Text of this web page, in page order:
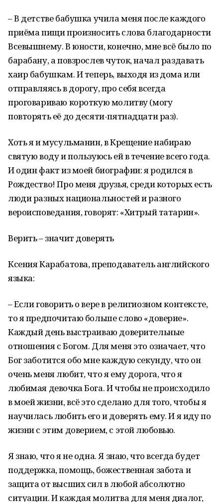
– В детстве бабушка учила меня после каждого
приёма пищи произносить слова благодарности
Всевышнему. В юности, конечно, мне всё было по
барабану, а повзрослев чуток, начал раздавать
хаир бабушкам. И теперь, выходя из дома или
отправляясь в дорогу, про себя всегда
проговариваю короткую молитву (могу
повторять её до десяти-пятнадцати раз).
Хоть я и мусульманин, в Крещение набираю
святую воду и пользуюсь ей в течение всего года.
И один факт из моей биографии: я родился в
Рождество! Про меня друзья, среди которых есть
люди разных национальностей и разного
вероисповедания, говорят: «Хитрый татарин».
Верить – значит доверять
Ксения Карабатова, преподаватель английского
языка:
– Если говорить о вере в религиозном контексте,
то я предпочитаю больше слово «доверие».
Каждый день выстраиваю доверительные
отношения с Богом. Для меня это означает, что
Бог заботится обо мне каждую секунду, что он
очень меня любит, что я ему дорога, что я
любимая девочка Бога. И чтобы не происходило
в моей жизни, всё это сделано для того, чтобы я
научилась любить его и доверять ему. И я иду по
жизни с этим доверием, с этой любовью.
Я знаю, что я не одна. Я знаю, что всегда будет
поддержка, помощь, божественная забота и
защита от высших сил в любой абсолютно
ситуации. И каждая молитва для меня диалог,